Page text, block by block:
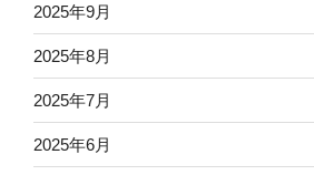
2025年9月
2025年8月
2025年7月
2025年6月